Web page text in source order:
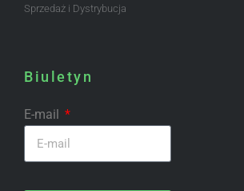
Sprzedaż i Dystrybucja
Biuletyn
E-mail